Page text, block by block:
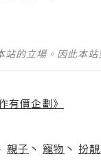
的立場。因此本
有價企劃》
親子 丶 寵物 丶 扮